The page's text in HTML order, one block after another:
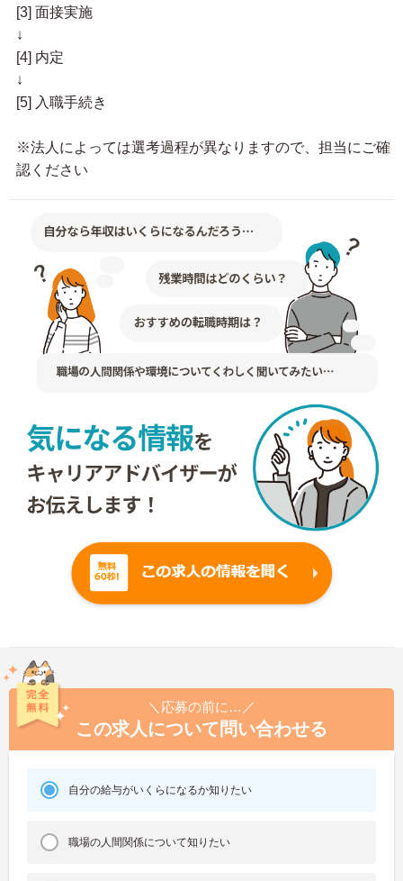
[3] 面接実施
↓
[4] 内定
↓
[5] 入職手続き
※法人によっては選考過程が異なりますので、担当にご確
認ください
＼応募の前に…／
この求人について問い合わせる
自分の給与がいくらになるか知りたい
職場の人間関係について知りたい